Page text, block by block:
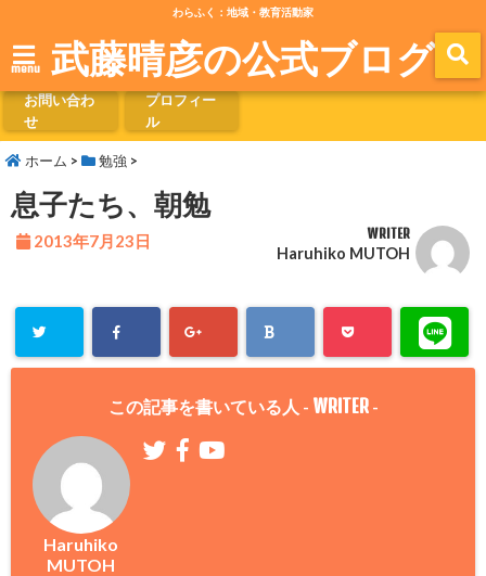
わらふく：地域・教育活動家
menu 武藤晴彦の公式ブログ
お問い合わ
せ
プロフィー
ル
ホーム > 勉強 >
息子たち、朝勉
2013年7月23日 WRITER
Haruhiko MUTOH
この記事を書いている人 - WRITER-
Haruhiko
MUTOH